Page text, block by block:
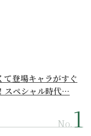
て登場キャラがすぐ
スペシャル時代…
No.